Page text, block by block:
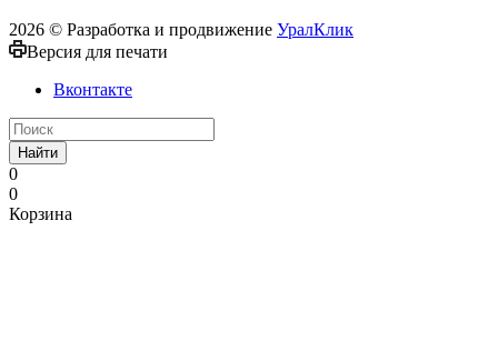
2026 © Разработка и продвижение УралКлик
Версия для печати
Вконтакте
Найти
0
0
Корзина